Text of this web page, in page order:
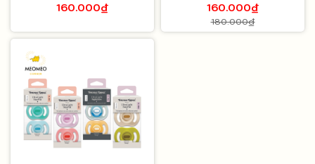
dẹp
160.000₫ 160.000₫
180.000₫